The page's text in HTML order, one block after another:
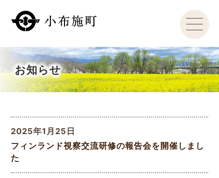
お知らせ
2025年1月25日
フィンランド視察交流研修の報告会を開催しまし
た